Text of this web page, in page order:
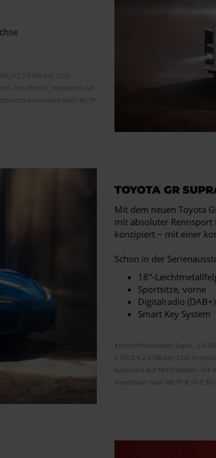
6,7/7,7 l/100 km, CO2-
Pkw-EnVKV, basierend auf
kombiniert nach WLTP
TOYOTA GR
Mit dem neuen Toyota
mit absoluter Rennsport
konzipiert − mit einer
Schon in der
18''-
Sportsitze, vorne
Digitalradio (DAB+)
Smart Key System
Kraftstoffverbrauch Supra, 2,0-
5,5/7,2-6,2 l/100 km, CO2-
basierend auf NEFZ-Werten.
kombiniert nach WLTP 8,10-7,30